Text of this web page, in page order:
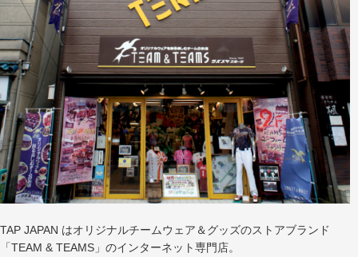
TAP JAPAN はオリジナルチームウェア＆グッズのストアブランド
「TEAM & TEAMS」のインターネット専門店。